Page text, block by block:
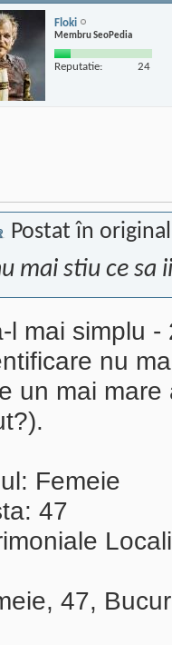
Floki
Membru SeoPedia
Reputatie: 24
Postat în
mai stiu ce sa
l mai simplu
nu
un mai
Femeie
47
47,